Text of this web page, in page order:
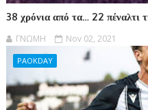
38 χρόνια από τα… 22 πέναλτι
ΓΝΩΜΗ Nov 02, 2021
PAOKDAY